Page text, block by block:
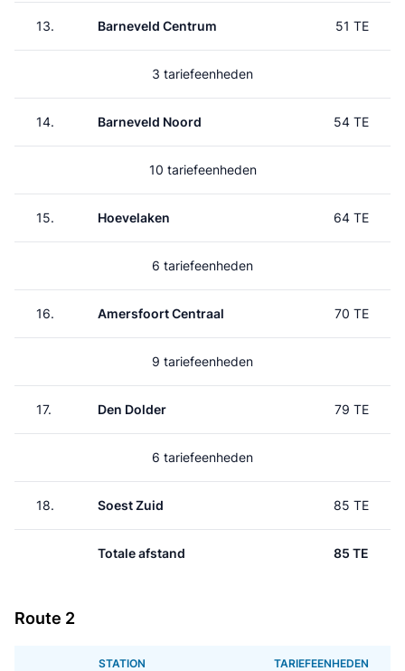
13. Barneveld Centrum 51 TE
3 tariefeenheden
14. Barneveld Noord 54 TE
10 tariefeenheden
15. Hoevelaken 64 TE
6 tariefeenheden
16. Amersfoort Centraal 70 TE
9 tariefeenheden
17. Den Dolder 79 TE
6 tariefeenheden
18. Soest Zuid 85 TE
Totale afstand 85 TE
Route 2
STATION TARIEFEENHEDEN